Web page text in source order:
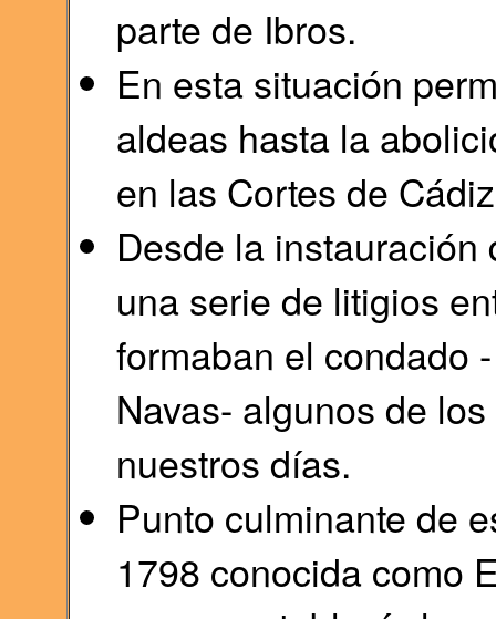
parte de Ibros.
En esta situación
aldeas hasta la
en las Cortes de
Desde la
una serie de litigios
formaban el condado
Navas- algunos de
nuestros días.
Punto culminante de
1798 conocida como